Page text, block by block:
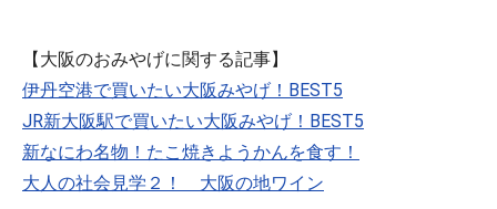
【大阪のおみやげに関する記事】
伊丹空港で買いたい大阪みやげ！BEST5
JR新大阪駅で買いたい大阪みやげ！BEST5
新なにわ名物！たこ焼きようかんを食す！
大人の社会見学２！ 大阪の地ワイン